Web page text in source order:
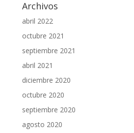
Archivos
abril 2022
octubre 2021
septiembre 2021
abril 2021
diciembre 2020
octubre 2020
septiembre 2020
agosto 2020